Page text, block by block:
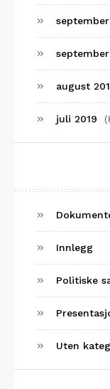
september
august
juli 2019
Innlegg
Politiske
Uten